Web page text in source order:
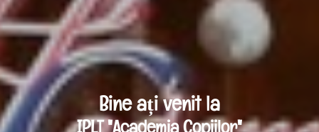
Bine ați venit la
IPLT "Academia Copiilor"